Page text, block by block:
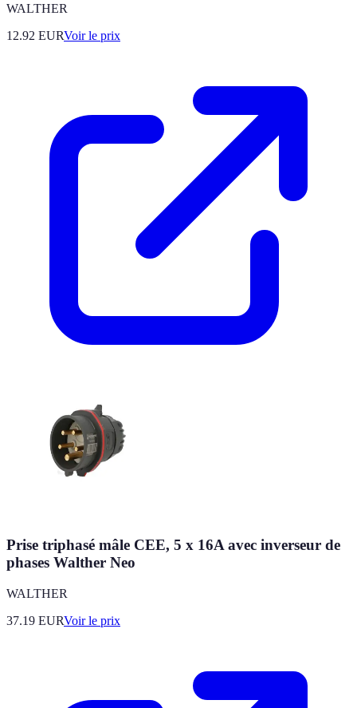
WALTHER
12.92 EURVoir le prix
Prise triphasé mâle CEE, 5 x 16A avec inverseur de
phases Walther Neo
WALTHER
37.19 EURVoir le prix